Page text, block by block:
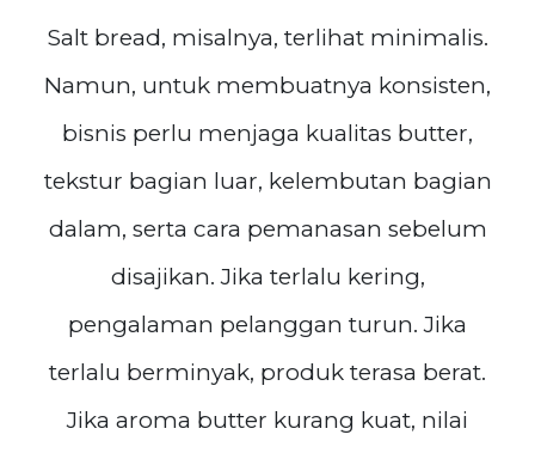
Salt bread, misalnya, terlihat minimalis.
Namun, untuk membuatnya konsisten,
bisnis perlu menjaga kualitas butter,
tekstur bagian luar, kelembutan bagian
dalam, serta cara pemanasan sebelum
disajikan. Jika terlalu kering,
pengalaman pelanggan turun. Jika
terlalu berminyak, produk terasa berat.
Jika aroma butter kurang kuat, nilai